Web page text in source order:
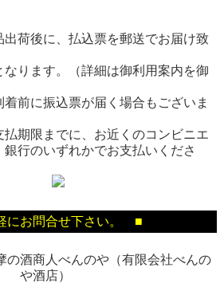
出荷後に、払込票を郵送でお届け致
ります。（詳細は御利用案内を御
前に振込票が届く場合もございま
払期限までに、お近くのコンビニエ
行のいずれかでお支払いくださ
お問合せ下さい。 ■
酒商人べんのや（有限会社べんの
や酒店）